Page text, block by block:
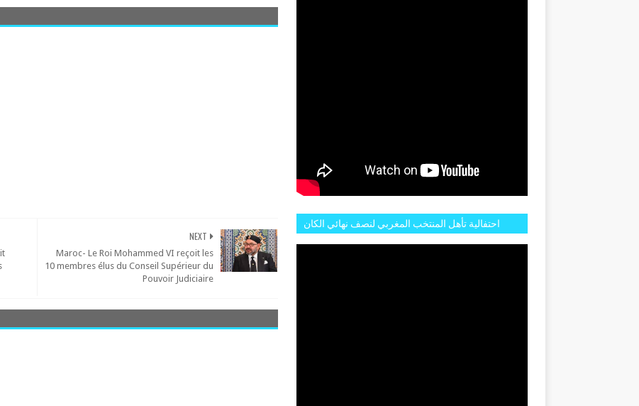
NEXT
Maroc- Le Roi Mohammed VI reçoit les
10 membres élus du Conseil Supérieur du
Pouvoir Judiciaire
احتفالية تأهل المنتخب المغربي لنصف نهائي الكان